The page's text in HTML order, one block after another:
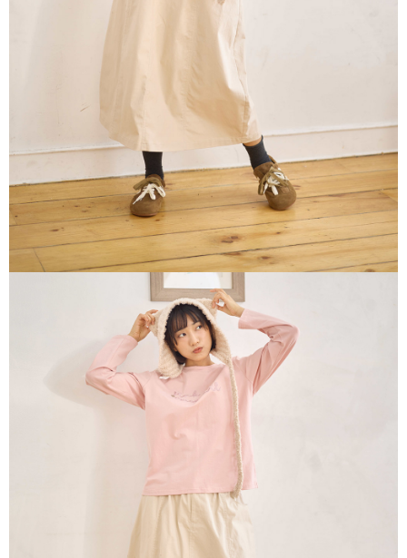
https://aftee.tw/terms/#terms3
３．未成年的使用者請事先徵得法定代理人或監護人之同意方可使用
「AFTEE先享後付」，若未經同意申辦者引起之損失，本公司不負相關責
４．使用「AFTEE先享後付」時，將依據個別帳號之用戶狀況，依本公司即
時審查核予不同之上限額度；若仍有額度不足之情形，本公司將視審查結果
請求用戶進行身份認證。
５．嚴禁一人註冊多個帳號或使用他人資訊註冊。若發現惡意使用之情形，
恩沛科技股份有限公司將有權停止該用戶之使用額度並採取法律行動。